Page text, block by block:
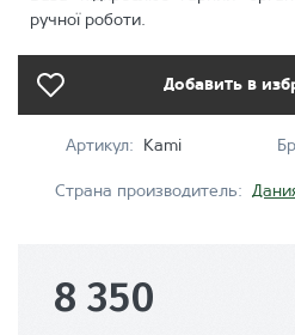
ручної роботи.
Добавить в
Артикул: Kami
Страна производитель:
8 350